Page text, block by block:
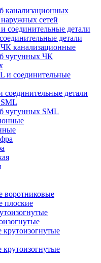
канализационных
сетей
детали
канализационные
чугунных ЧК
детали
чугунных SML
воротниковые
плоские